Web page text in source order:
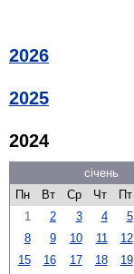
2026
2025
2024
січень
Пн
Вт Ср Чт Пт
1
2 3 4 5
8
9 10 11 12
15
16 17 18 19